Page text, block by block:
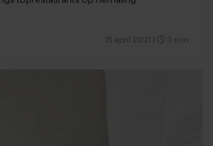
15 april 2021 3 min